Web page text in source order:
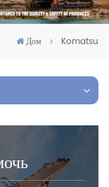
Дом Komatsu